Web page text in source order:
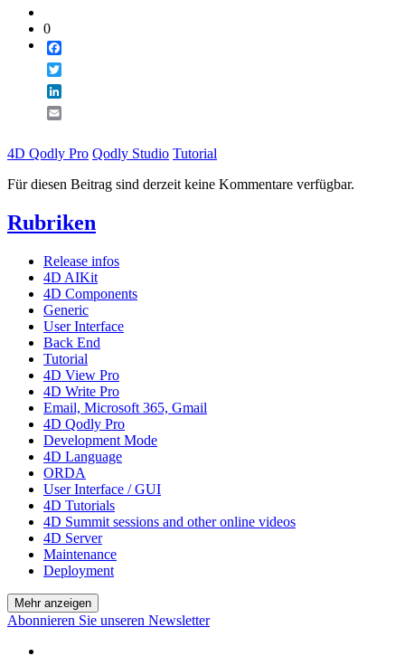
0
4D Qodly Pro Qodly Studio Tutorial
Für diesen Beitrag sind derzeit keine Kommentare verfügbar.
Rubriken
Release infos
4D AIKit
4D Components
Generic
User Interface
Back End
Tutorial
4D View Pro
4D Write Pro
Email, Microsoft 365, Gmail
4D Qodly Pro
Development Mode
4D Language
ORDA
User Interface / GUI
4D Tutorials
4D Summit sessions and other online videos
4D Server
Maintenance
Deployment
Mehr anzeigen
Abonnieren Sie unseren Newsletter